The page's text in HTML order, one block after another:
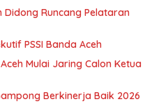
Runcang Pelataran
PSSI Banda Aceh
Mulai Jaring Calon Ketua
Berkinerja Baik 2026